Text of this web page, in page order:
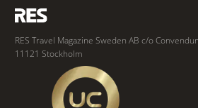
RES Travel Magazine Sweden AB c/o
11121 Stockholm